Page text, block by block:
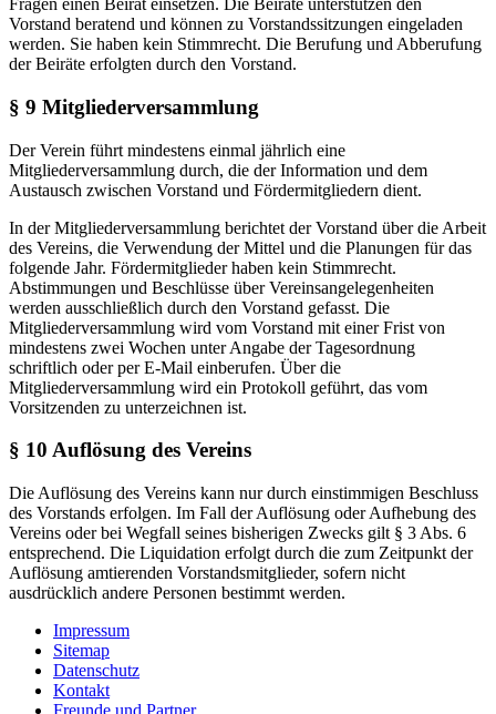
Fragen einen Beirat einsetzen. Die Beiräte unterstützen den
Vorstand beratend und können zu Vorstandssitzungen eingeladen
werden. Sie haben kein Stimmrecht. Die Berufung und Abberufung
der Beiräte erfolgten durch den Vorstand.
§ 9 Mitgliederversammlung
Der Verein führt mindestens einmal jährlich eine
Mitgliederversammlung durch, die der Information und dem
Austausch zwischen Vorstand und Fördermitgliedern dient.
In der Mitgliederversammlung berichtet der Vorstand über die Arbeit
des Vereins, die Verwendung der Mittel und die Planungen für das
folgende Jahr. Fördermitglieder haben kein Stimmrecht.
Abstimmungen und Beschlüsse über Vereinsangelegenheiten
werden ausschließlich durch den Vorstand gefasst. Die
Mitgliederversammlung wird vom Vorstand mit einer Frist von
mindestens zwei Wochen unter Angabe der Tagesordnung
schriftlich oder per E-Mail einberufen. Über die
Mitgliederversammlung wird ein Protokoll geführt, das vom
Vorsitzenden zu unterzeichnen ist.
§ 10 Auflösung des Vereins
Die Auflösung des Vereins kann nur durch einstimmigen Beschluss
des Vorstands erfolgen. Im Fall der Auflösung oder Aufhebung des
Vereins oder bei Wegfall seines bisherigen Zwecks gilt § 3 Abs. 6
entsprechend. Die Liquidation erfolgt durch die zum Zeitpunkt der
Auflösung amtierenden Vorstandsmitglieder, sofern nicht
ausdrücklich andere Personen bestimmt werden.
Impressum
Sitemap
Datenschutz
Kontakt
Freunde und Partner